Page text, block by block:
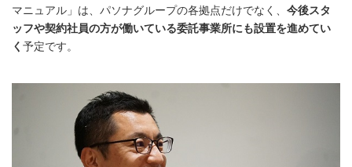
マニュアル」は、パソナグループの各拠点だけでなく、 今後スタ
ッフや契約社員の方が働いている委託事業所にも設置を進めてい
く 予定です。